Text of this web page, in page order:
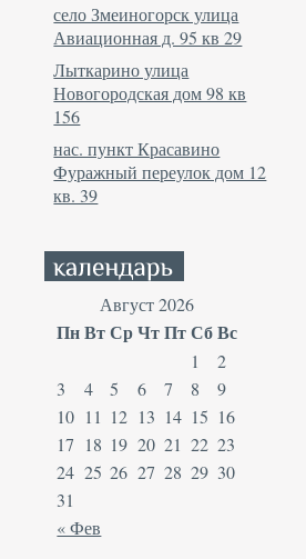
село Змеиногорск улица
Авиационная д. 95 кв 29
Лыткарино улица
Новогородская дом 98 кв
156
нас. пункт Красавино
Фуражный переулок дом 12
кв. 39
Август 2026
ПнВтСрЧтПтСбВс
« Фев
1
2
3
4 5 6 7 8
9
10 11 12 13 14 15 16
17 18 19 20 21 22 23
24 25 26 27 28 29 30
31